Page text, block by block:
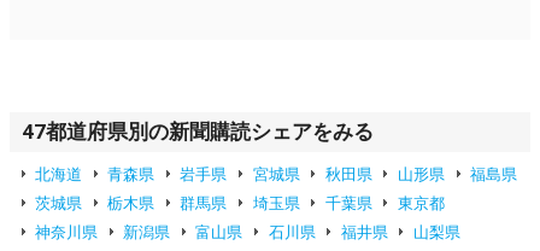
47都道府県別の新聞購読シェアをみる
北海道 青森県 岩手県 宮城県 秋田県 山形県
福島県
茨城県
栃木県 群馬県 埼玉県 千葉県
東京都
神奈川県
新潟県 富山県 石川県 福井県
山梨県